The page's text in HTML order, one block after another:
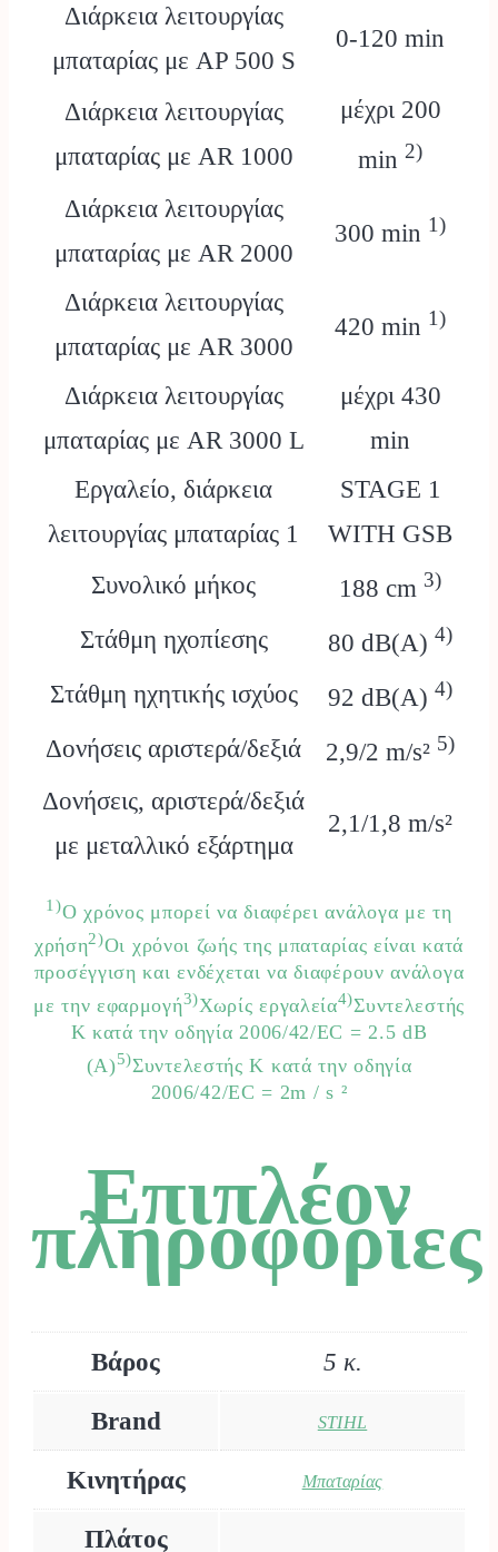
Διάρκεια λειτουργίας
μπαταρίας με AP 500 S
0-120 min
Διάρκεια λειτουργίας
μπαταρίας με AR 1000
μέχρι 200
min 2)
Διάρκεια λειτουργίας
μπαταρίας με AR 2000
300 min 1)
Διάρκεια λειτουργίας
μπαταρίας με AR 3000
420 min 1)
Διάρκεια λειτουργίας
μπαταρίας με AR 3000 L
μέχρι 430
min
Εργαλείο, διάρκεια
λειτουργίας μπαταρίας 1
STAGE 1
WITH GSB
Συνολικό μήκος
188 cm 3)
Στάθμη ηχοπίεσης 80 dB(A) 4)
Στάθμη ηχητικής ισχύος 92 dB(A) 4)
Δονήσεις αριστερά/δεξιά 2,9/2 m/s² 5)
Δονήσεις, αριστερά/δεξιά
με μεταλλικό εξάρτημα
2,1/1,8 m/s²
1)Ο χρόνος μπορεί να διαφέρει ανάλογα με τη
χρήση2)Οι χρόνοι ζωής της μπαταρίας είναι κατά
προσέγγιση και ενδέχεται να διαφέρουν ανάλογα
με την εφαρμογή3)Χωρίς εργαλεία4)Συντελεστής
Κ κατά την οδηγία 2006/42/EC = 2.5 dB
(A)5)Συντελεστής Κ κατά την οδηγία
2006/42/EC = 2m / s ²
Επιπλέον
πληροφορίες
Βάρος 5 κ.
Brand STIHL
Κινητήρας Μπαταρίας
Πλάτος